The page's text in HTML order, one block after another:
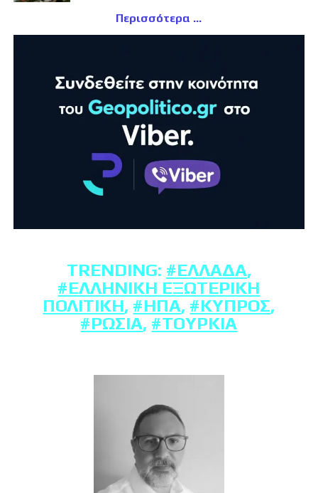
Περισσότερα
TRENDING: #ΕΛΛΆΔΑ,
#ΕΛΛΗΝΙΚΉ ΕΞΩΤΕΡΙΚΉ
ΠΟΛΙΤΙΚΉ, #ΗΠΑ, #ΚΎΠΡΟΣ,
#ΡΩΣΊΑ, #ΤΟΥΡΚΊΑ